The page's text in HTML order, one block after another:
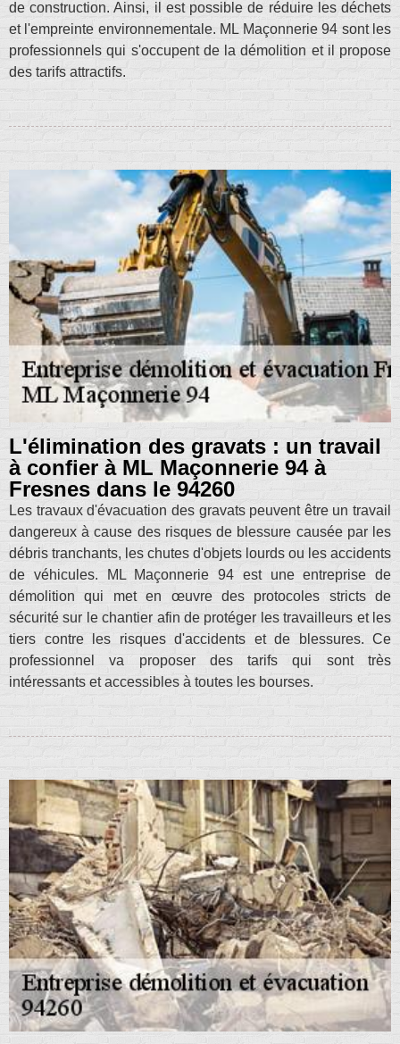
de construction. Ainsi, il est possible de réduire les déchets
et l'empreinte environnementale. ML Maçonnerie 94 sont les
professionnels qui s'occupent de la démolition et il propose
des tarifs attractifs.
L'élimination des gravats : un travail
à confier à ML Maçonnerie 94 à
Fresnes dans le 94260
Les travaux d'évacuation des gravats peuvent être un travail
dangereux à cause des risques de blessure causée par les
débris tranchants, les chutes d'objets lourds ou les accidents
de véhicules. ML Maçonnerie 94 est une entreprise de
démolition qui met en œuvre des protocoles stricts de
sécurité sur le chantier afin de protéger les travailleurs et les
tiers contre les risques d'accidents et de blessures. Ce
professionnel va proposer des tarifs qui sont très
intéressants et accessibles à toutes les bourses.